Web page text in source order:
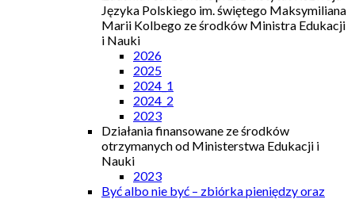
Języka Polskiego im. świętego Maksymiliana
Marii Kolbego ze środków Ministra Edukacji
i Nauki
2026
2025
2024_1
2024_2
2023
Działania finansowane ze środków
otrzymanych od Ministerstwa Edukacji i
Nauki
2023
Być albo nie być – zbiórka pieniędzy oraz